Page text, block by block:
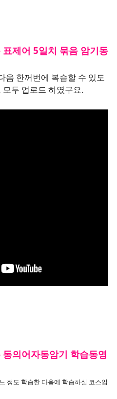
제어 5일치 묶음 암기동
음 한꺼번에 복습할 수 있도
두 업로드 하였구요.
의어자동암기 학습동영
정도 학습한 다음에 학습하실 코스입